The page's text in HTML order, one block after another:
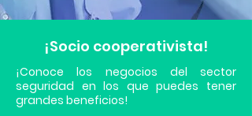
¡Socio cooperativista!
¡Conoce los negocios del sector
seguridad en los que puedes tener
grandes beneficios!